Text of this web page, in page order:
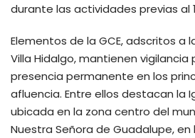
durante las actividades previas al
Elementos de la GCE, adscritos a
Villa Hidalgo, mantienen vigilancia
presencia permanente en los
afluencia. Entre ellos destacan la
ubicada en la zona centro del
Nuestra Señora de Guadalupe,